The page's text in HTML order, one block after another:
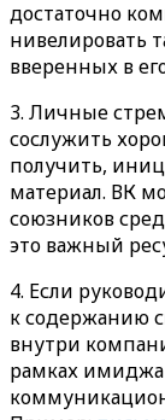
достаточно
нивелировать
вверенных в
3. Личные
сослужить
получить,
материал. ВК
союзников
это важный
4. Если
к содержанию
внутри
рамках